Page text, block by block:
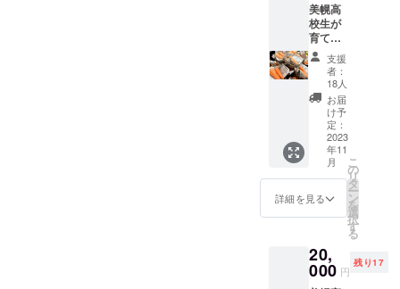
美幌高
校生が
育てた
カボ
チャと
ニンジ
ンの
セット
＊セッ
トの内
容は収
穫等の
状況に
よって
変更と
りま
す。原
材料及
支援
者：
18人
お届
け予
定：
2023
年11
月
詳細を見る
こ
の
リ
タ
ー
ン
を
選
択
す
る
20,
000 円
残り17